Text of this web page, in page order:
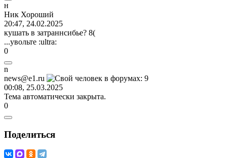
н
Ник Хороший
20:47, 24.02.2025
кушать в затраннсибье? 8(
...увольте :ultra:
0
n
news@e1.ru
00:08, 25.03.2025
Тема автоматически закрыта.
0
Поделиться